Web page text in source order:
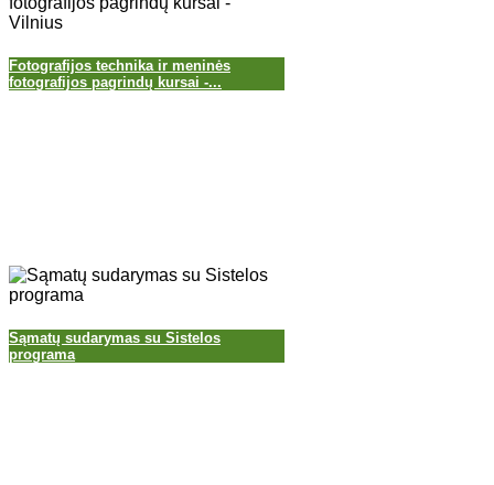
Fotografijos technika ir meninės
fotografijos pagrindų kursai -...
Sąmatų sudarymas su Sistelos
programa